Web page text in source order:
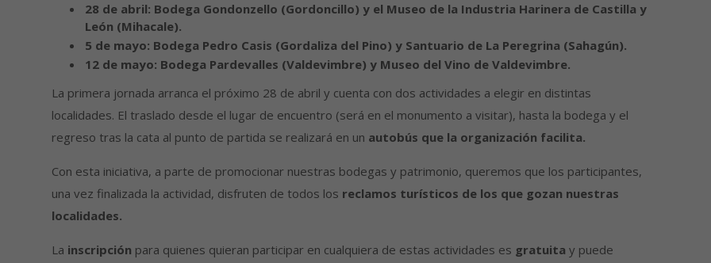
28 de abril: Bodega Gondonzello (Gordoncillo) y el Museo de la Industria Harinera de Castilla y
León (Mihacale).
5 de mayo: Bodega Pedro Casis (Gordaliza del Pino) y Santuario de La Peregrina (Sahagún).
12 de mayo: Bodega Pardevalles (Valdevimbre) y Museo del Vino de Valdevimbre.
La primera jornada arranca el próximo 28 de abril y cuenta con dos actividades a elegir en distintas
localidades. El traslado desde el lugar de encuentro (será en el monumento a visitar), hasta la bodega y el
regreso tras la cata al punto de partida se realizará en un autobús que la organización facilita.
Con esta iniciativa, a parte de promocionar nuestras bodegas y patrimonio, queremos que los participantes,
una vez finalizada la actividad, disfruten de todos los reclamos turísticos de los que gozan nuestras
localidades.
La inscripción para quienes quieran participar en cualquiera de estas actividades es gratuita y puede